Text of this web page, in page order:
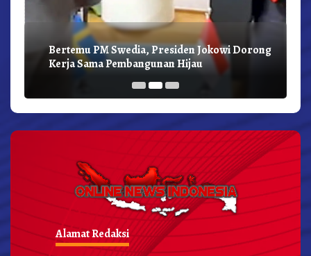
Bertemu PM Swedia, Presiden Jokowi Dorong
Kerja Sama Pembangunan Hijau
Alamat Redaksi